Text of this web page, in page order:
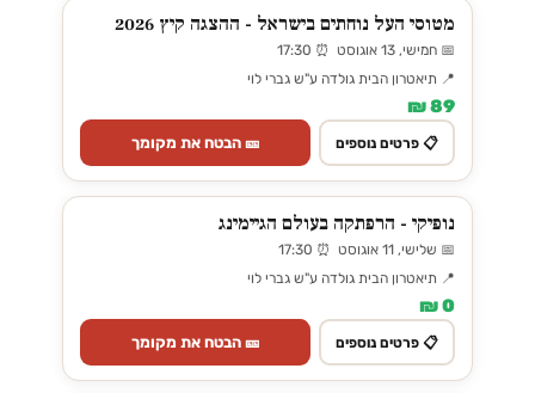
מטוסי העל נוחתים בישראל - ההצגה קיץ 2026
📅 חמישי, 13 אוגוסט ⏰ 17:30
📍 תיאטרון הבית גולדה ע"ש גברי לוי
89 ₪
📋 פרטים נוספים 🎫 הבטח את מקומך
נופיקי - הרפתקה בעולם הגיימינג
📅 שלישי, 11 אוגוסט ⏰ 17:30
📍 תיאטרון הבית גולדה ע"ש גברי לוי
0 ₪
📋 פרטים נוספים 🎫 הבטח את מקומך